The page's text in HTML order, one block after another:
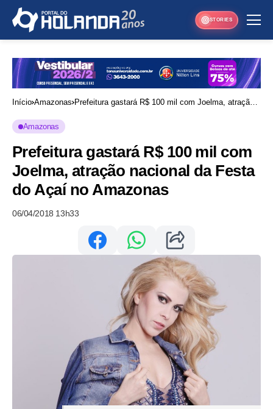
STORIES
Início Amazonas Prefeitura gastará R$ 100 mil com Joelma, atração
Amazonas
Prefeitura gastará R$ 100 mil com
Joelma, atração nacional da Festa
do Açaí no Amazonas
06/04/2018 13h33